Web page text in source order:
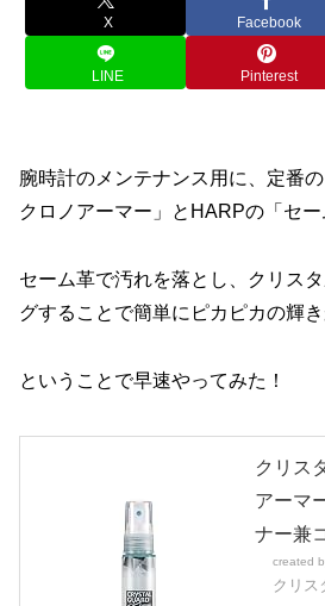
X Facebook
LINE Pinterest
腕時計のメンテナンス用に、定番
クロノアーマー」とHARPの「セー
セーム革で汚れを落とし、クリス
グすることで簡単にピカピカの輝
ということで早速やってみた！
クリス
アーマ
ナー兼
created
クリス